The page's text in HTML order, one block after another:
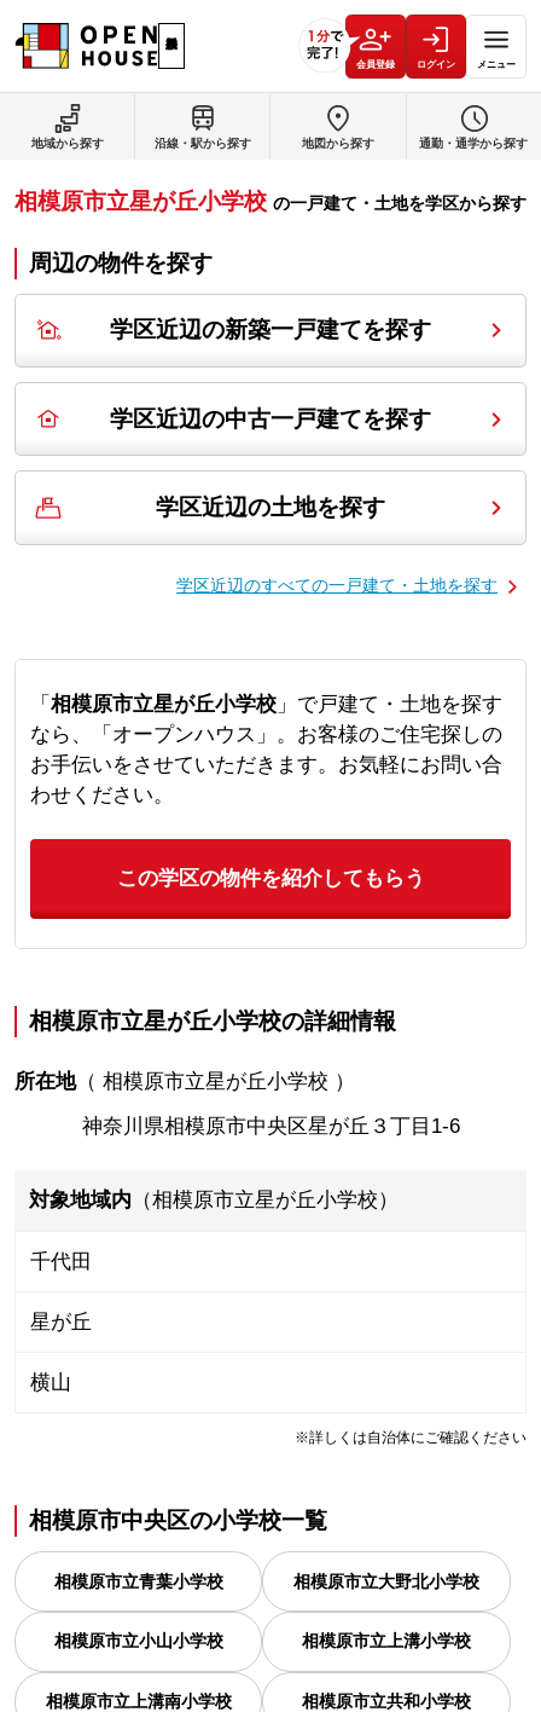
会員登録 ログイン メニュー
地域から探す 沿線・駅から探す 地図から探す 通勤・通学から探す
相模原市立星が丘小学校 の一戸建て・土地を学区から探す
周辺の物件を探す
学区近辺の新築一戸建てを探す
学区近辺の中古一戸建てを探す
学区近辺の土地を探す
学区近辺のすべての一戸建て・土地を探す
「 相模原市立星が丘小学校」で戸建て・土地を探す
なら、「オープンハウス」。お客様のご住宅探しの
お手伝いをさせていただきます。お気軽にお問い合
わせください。
この学区の物件を紹介してもらう
相模原市立星が丘小学校の詳細情報
所在地（ 相模原市立星が丘小学校 ）
神奈川県相模原市中央区星が丘３丁目1-6
対象地域内 （相模原市立星が丘小学校）
千代田
星が丘
横山
※詳しくは自治体にご確認ください
相模原市中央区の小学校一覧
相模原市立青葉小学校 相模原市立大野北小学校
相模原市立小山小学校 相模原市立上溝小学校
相模原市立上溝南小学校 相模原市立共和小学校